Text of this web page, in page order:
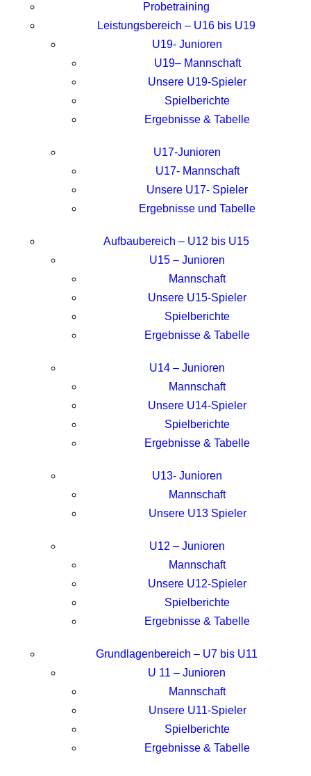
Probetraining
Leistungsbereich – U16 bis U19
U19- Junioren
U19– Mannschaft
Unsere U19-Spieler
Spielberichte
Ergebnisse & Tabelle
U17-Junioren
U17- Mannschaft
Unsere U17- Spieler
Ergebnisse und Tabelle
Aufbaubereich – U12 bis U15
U15 – Junioren
Mannschaft
Unsere U15-Spieler
Spielberichte
Ergebnisse & Tabelle
U14 – Junioren
Mannschaft
Unsere U14-Spieler
Spielberichte
Ergebnisse & Tabelle
U13- Junioren
Mannschaft
Unsere U13 Spieler
U12 – Junioren
Mannschaft
Unsere U12-Spieler
Spielberichte
Ergebnisse & Tabelle
Grundlagenbereich – U7 bis U11
U 11 – Junioren
Mannschaft
Unsere U11-Spieler
Spielberichte
Ergebnisse & Tabelle